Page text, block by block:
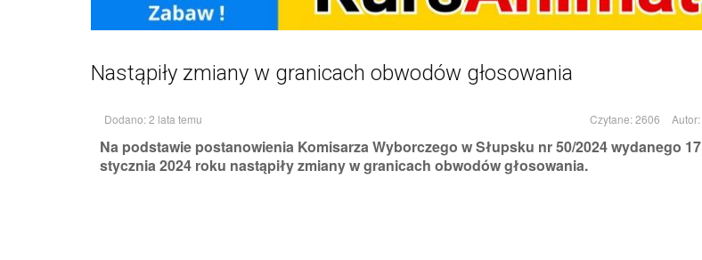
Nastąpiły zmiany w granicach obwodów głosowania
Dodano: 2 lata temu Czytane: 2606 Autor:
Na podstawie postanowienia Komisarza Wyborczego w Słupsku nr 50/2024 wydanego 17
stycznia 2024 roku nastąpiły zmiany w granicach obwodów głosowania.